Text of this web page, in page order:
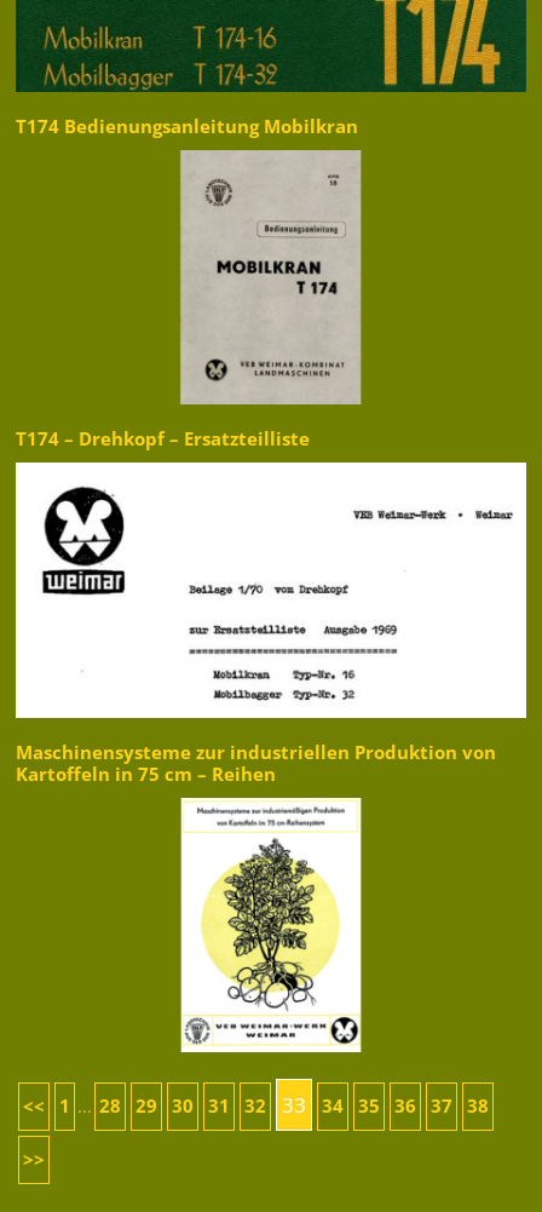
T174 Bedienungsanleitung Mobilkran
T174 – Drehkopf – Ersatzteilliste
Maschinensysteme zur industriellen Produktion von
Kartoffeln in 75 cm – Reihen
<< 1 ... 28 29 30 31 32 33 34 35 36 37 38
>>